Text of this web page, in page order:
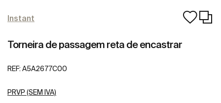
Instant
Torneira de passagem reta de encastrar
REF: A5A2677C00
PRVP (SEM IVA)